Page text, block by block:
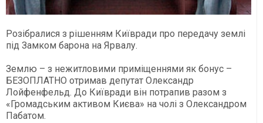
Розібралися з рішенням Київради про передачу землі
під Замком барона на Ярвалу.
Землю – з нежитловими приміщеннями як бонус –
БЕЗОПЛАТНО отримав депутат Олександр
Лойфенфельд. До Київради він потрапив разом з
«Громадським активом Києва» на чолі з Олександром
Пабатом.